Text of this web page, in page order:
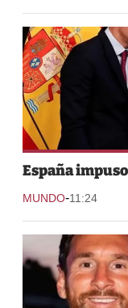
España
MUNDO-11:24